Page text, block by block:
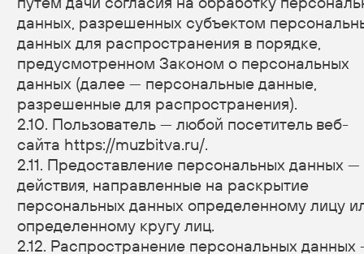
3. Основные права и обязанности Оператора
3.1. Оператор имеет право:
— получать от субъекта персональных данных
достоверные информацию и/или документы,
содержащие персональные данные;
— в случае отзыва субъектом персональных
данных согласия на обработку персональных
данных, а также, направления обращения
с требованием о прекращении обработки
персональных данных, Оператор вправе
продолжить обработку персональных данных без
согласия субъекта персональных данных при
наличии оснований, указанных в Законе
о персональных данных;
— самостоятельно определять состав и перечень
мер, необходимых и достаточных для обеспечения
выполнения обязанностей, предусмотренных